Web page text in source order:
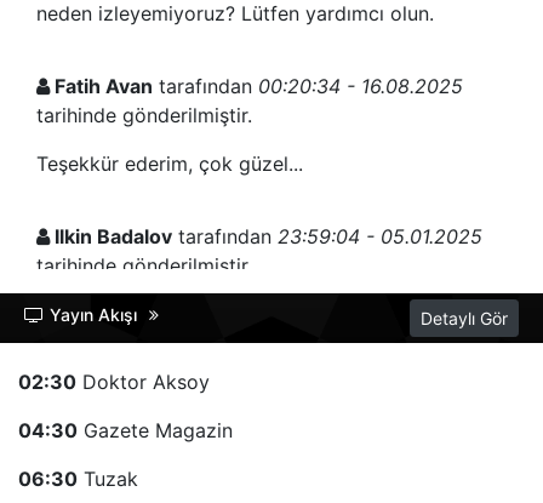
neden izleyemiyoruz? Lütfen yardımcı olun.
Fatih Avan tarafından 00:20:34 - 16.08.2025
tarihinde gönderilmiştir.
Teşekkür ederim, çok güzel...
Ilkin Badalov tarafından 23:59:04 - 05.01.2025
tarihinde gönderilmiştir.
Acun Ilıcalı'ya teşekkür ediyorum, böyle bir kanala
sahip olduğu için. Ben Gürcistan'dan katılıyorum ve
bilgisayarla bu güzel siteye katılıyorum. Size uzun
ömürler ve can sağlığı dilerim, güzel yayınlar için.
mesuttarafından
Yayın Akışı Detaylı Gör
02:30 Doktor Aksoy
04:30 Gazete Magazin
06:30 Tuzak